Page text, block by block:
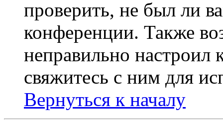
проверить, не был ли
конференции. Также
неправильно
свяжитесь с ним для
Вернуться к началу